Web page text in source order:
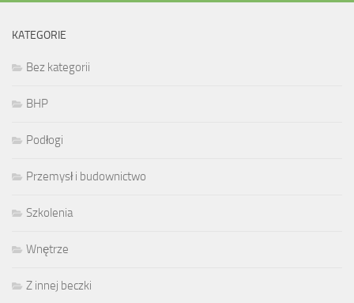
KATEGORIE
Bez kategorii
BHP
Podłogi
Przemysł i budownictwo
Szkolenia
Wnętrze
Z innej beczki